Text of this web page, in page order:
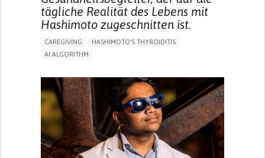
tägliche Realität des Lebens mit
Hashimoto zugeschnitten ist.
CAREGIVING
HASHIMOTO'S THYROIDITIS
AI ALGORITHM
ENHANCING HEALTH LITERACY
MANAGE MEDICATION
RAISE AWARENESS
CAREGIVING SUPPORT
ENDOCRINOLOGY
MONTENEGRO